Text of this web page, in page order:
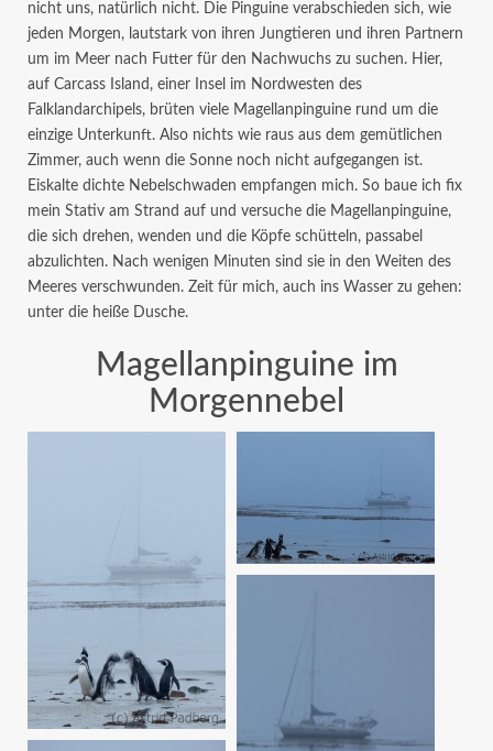
nicht uns, natürlich nicht. Die Pinguine verabschieden sich, wie
jeden Morgen, lautstark von ihren Jungtieren und ihren Partnern
um im Meer nach Futter für den Nachwuchs zu suchen. Hier,
auf Carcass Island, einer Insel im Nordwesten des
Falklandarchipels, brüten viele Magellanpinguine rund um die
einzige Unterkunft. Also nichts wie raus aus dem gemütlichen
Zimmer, auch wenn die Sonne noch nicht aufgegangen ist.
Eiskalte dichte Nebelschwaden empfangen mich. So baue ich fix
mein Stativ am Strand auf und versuche die Magellanpinguine,
die sich drehen, wenden und die Köpfe schütteln, passabel
abzulichten. Nach wenigen Minuten sind sie in den Weiten des
Meeres verschwunden. Zeit für mich, auch ins Wasser zu gehen:
unter die heiße Dusche.
Magellanpinguine im
Morgennebel